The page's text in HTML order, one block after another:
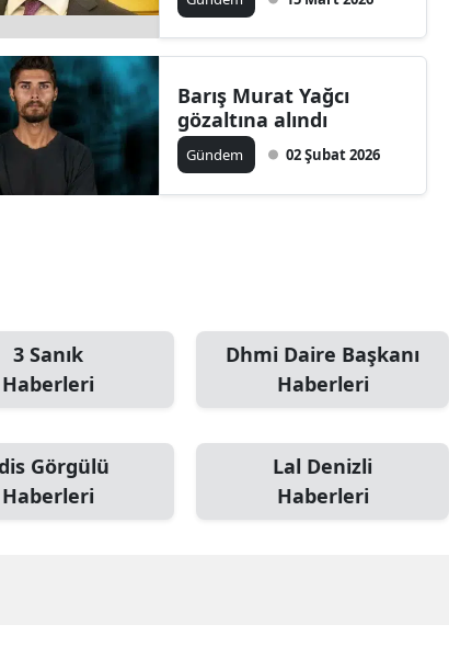
Barış Murat Yağcı
gözaltına alındı
Gündem 02 Şubat 2026
3 Sanık
Haberleri
Dhmi Daire Başkanı
Haberleri
Görgülü
Haberleri
Lal Denizli
Haberleri